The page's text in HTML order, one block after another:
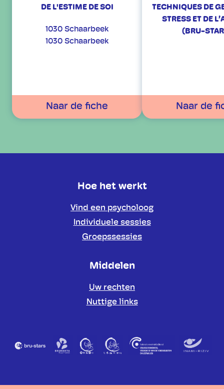
DE L'ESTIME DE SOI
1030 Schaarbeek
1030 Schaarbeek
Naar de fiche
TECHNIQUES DE
STRESS ET DE
(BRU-
Naar de
Hoe het werkt
Vind een psycholoog
Individuele sessies
Groepssessies
Middelen
Uw rechten
Nuttige links
Partners